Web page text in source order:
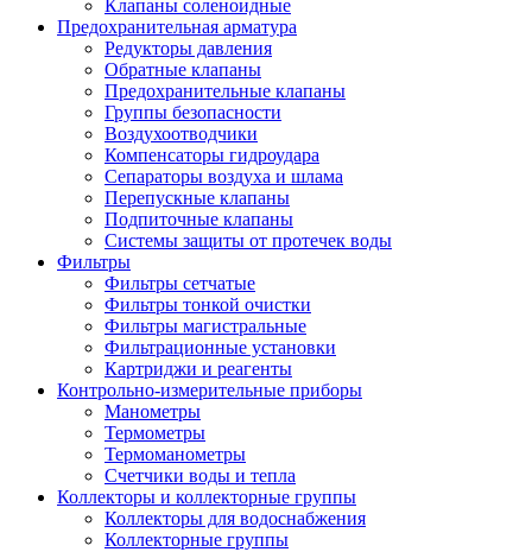
Клапаны соленоидные
Предохранительная арматура
Редукторы давления
Обратные клапаны
Предохранительные клапаны
Группы безопасности
Воздухоотводчики
Компенсаторы гидроудара
Сепараторы воздуха и шлама
Перепускные клапаны
Подпиточные клапаны
Системы защиты от протечек воды
Фильтры
Фильтры сетчатые
Фильтры тонкой очистки
Фильтры магистральные
Фильтрационные установки
Картриджи и реагенты
Контрольно-измерительные приборы
Манометры
Термометры
Термоманометры
Счетчики воды и тепла
Коллекторы и коллекторные группы
Коллекторы для водоснабжения
Коллекторные группы